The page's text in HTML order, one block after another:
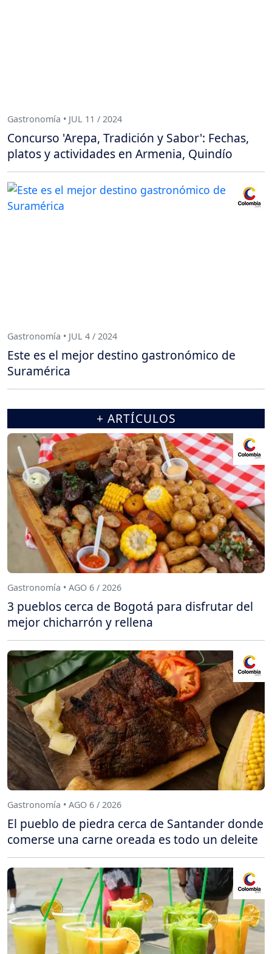
Gastronomía • JUL 11 / 2024
Concurso 'Arepa, Tradición y Sabor': Fechas,
platos y actividades en Armenia, Quindío
Gastronomía • JUL 4 / 2024
Este es el mejor destino gastronómico de
Suramérica
+ ARTÍCULOS
Gastronomía • AGO 6 / 2026
3 pueblos cerca de Bogotá para disfrutar del
mejor chicharrón y rellena
Gastronomía • AGO 6 / 2026
El pueblo de piedra cerca de Santander donde
comerse una carne oreada es todo un deleite